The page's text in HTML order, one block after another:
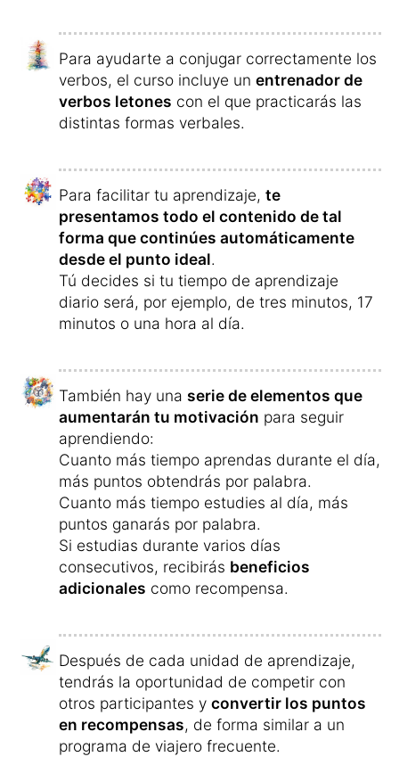
Para ayudarte a conjugar correctamente los
verbos, el curso incluye un entrenador de
verbos letones con el que practicarás las
distintas formas verbales.
Para facilitar tu aprendizaje, te
presentamos todo el contenido de tal
forma que continúes automáticamente
desde el punto ideal.
Tú decides si tu tiempo de aprendizaje
diario será, por ejemplo, de tres minutos, 17
minutos o una hora al día.
También hay una serie de elementos que
aumentarán tu motivación para seguir
aprendiendo:
Cuanto más tiempo aprendas durante el día,
más puntos obtendrás por palabra.
Cuanto más tiempo estudies al día, más
puntos ganarás por palabra.
Si estudias durante varios días
consecutivos, recibirás beneficios
adicionales como recompensa.
Después de cada unidad de aprendizaje,
tendrás la oportunidad de competir con
otros participantes y convertir los puntos
en recompensas, de forma similar a un
programa de viajero frecuente.